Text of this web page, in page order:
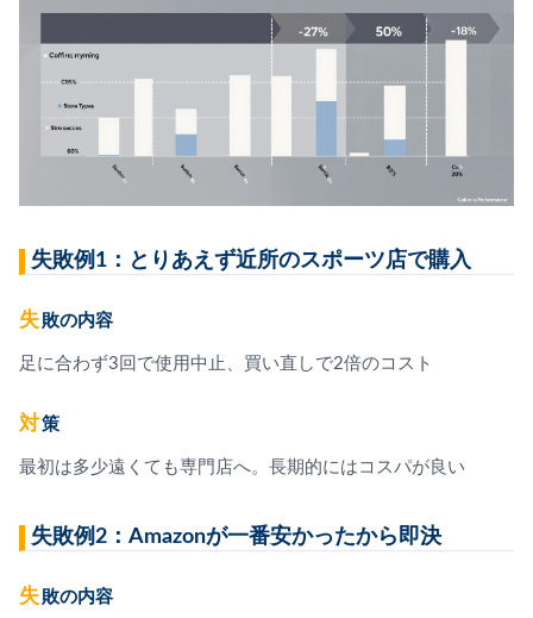
失敗例1：とりあえず近所のスポーツ店で購入
失敗の内容
足に合わず3回で使用中止、買い直しで2倍のコスト
対策
最初は多少遠くても専門店へ。長期的にはコスパが良い
失敗例2：Amazonが一番安かったから即決
失敗の内容